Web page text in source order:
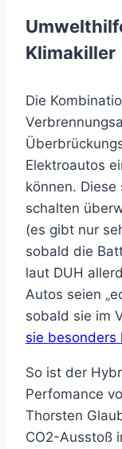
Klimakiller
Die
Elektroautos
können.
schalten
(es gibt nur
sobald die
laut DUH
Autos seien
sobald sie im
sie besonders
So ist der
Perfomance
Thorsten
CO2-Ausstoß